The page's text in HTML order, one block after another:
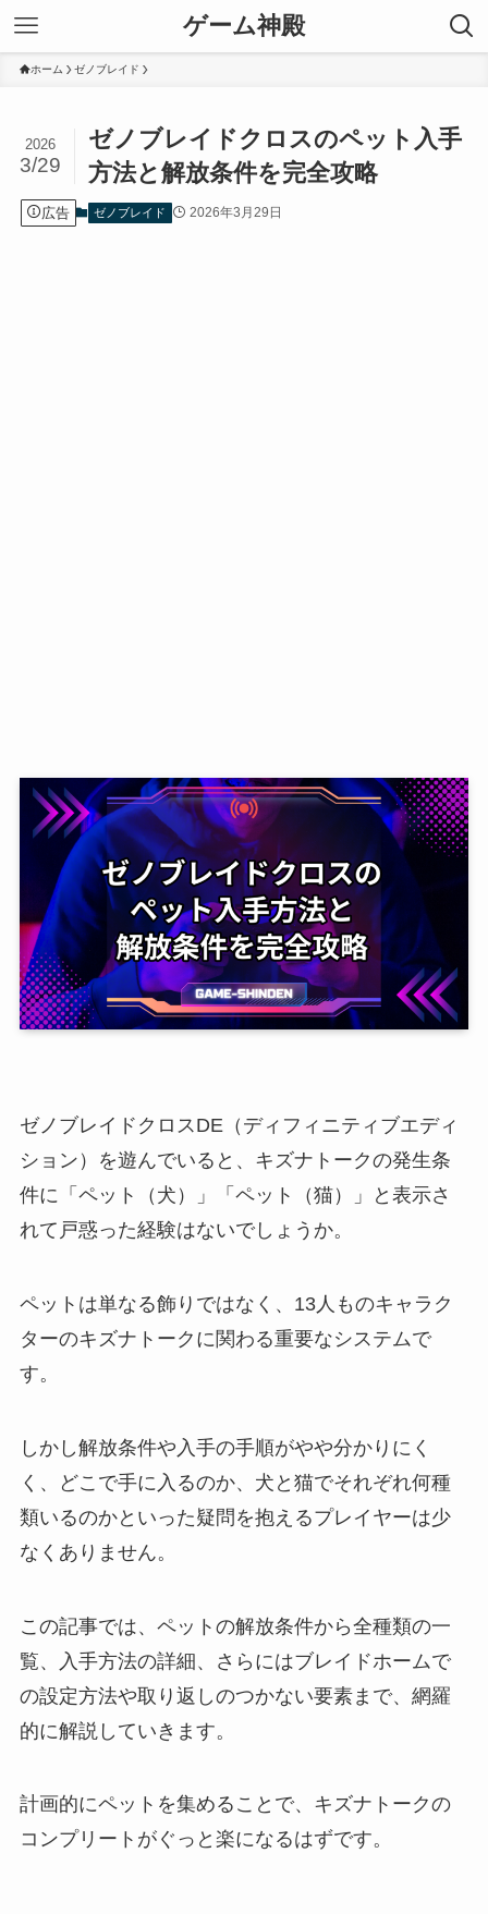
ゲーム神殿
ホーム ゼノブレイド
ゼノブレイドクロスのペット入手
方法と解放条件を完全攻略
2026
3/29
広告 ゼノブレイド 2026年3月29日
ゼノブレイドクロスDE（ディフィニティブエディ
ション）を遊んでいると、キズナトークの発生条
件に「ペット（犬）」「ペット（猫）」と表示さ
れて戸惑った経験はないでしょうか。
ペットは単なる飾りではなく、13人ものキャラク
ターのキズナトークに関わる重要なシステムで
す。
しかし解放条件や入手の手順がやや分かりにく
く、どこで手に入るのか、犬と猫でそれぞれ何種
類いるのかといった疑問を抱えるプレイヤーは少
なくありません。
この記事では、ペットの解放条件から全種類の一
覧、入手方法の詳細、さらにはブレイドホームで
の設定方法や取り返しのつかない要素まで、網羅
的に解説していきます。
計画的にペットを集めることで、キズナトークの
コンプリートがぐっと楽になるはずです。